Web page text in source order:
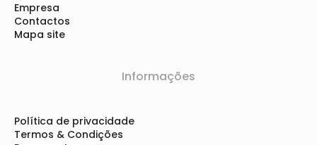
Empresa
Contactos
Mapa site
Informações
Política de privacidade
Termos & Condições